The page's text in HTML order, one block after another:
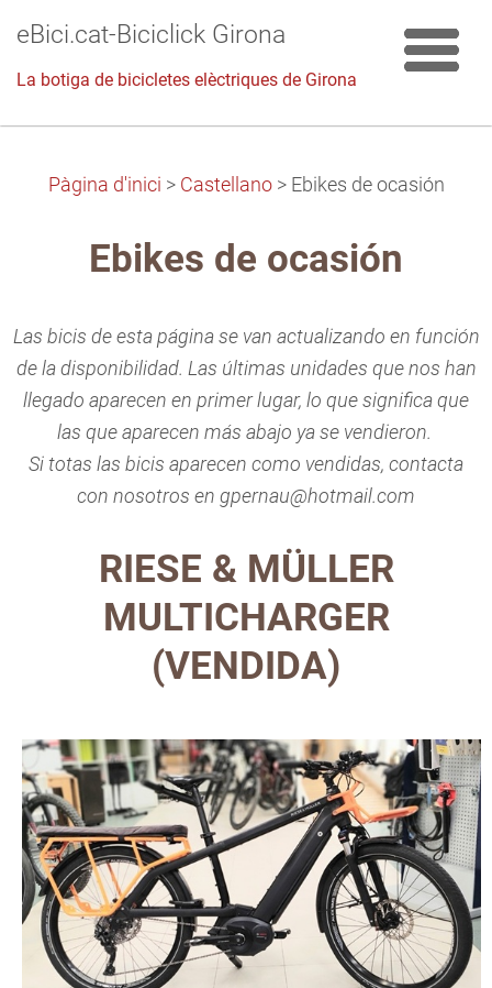
eBici.cat-Biciclick Girona
La botiga de bicicletes elèctriques de Girona
Pàgina d'inici > Castellano > Ebikes de ocasión
Ebikes de ocasión
Las bicis de esta página se van actualizando en función
de la disponibilidad. Las últimas unidades que nos han
llegado aparecen en primer lugar, lo que significa que
las que aparecen más abajo ya se vendieron.
Si totas las bicis aparecen como vendidas, contacta
con nosotros en gpernau@hotmail.com
RIESE & MÜLLER
MULTICHARGER
(VENDIDA)